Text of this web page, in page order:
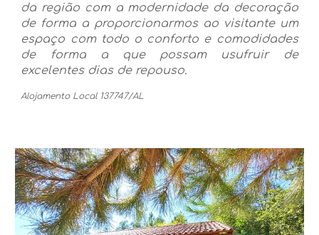
da região com a modernidade da decoração
de forma a proporcionarmos ao visitante um
espaço com todo o conforto e comodidades
de forma a que possam usufruir de
excelentes dias de repouso.
Alojamento Local 137747/AL